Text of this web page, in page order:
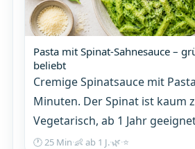
Pasta mit Spinat-Sahnesauce –
beliebt
Cremige Spinatsauce mit
Minuten. Der Spinat ist kaum
Vegetarisch, ab 1 Jahr
🕐 25 Min·👶 ab 1 J.·🌿·⭐